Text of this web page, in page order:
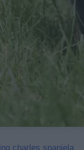
charles spaniela